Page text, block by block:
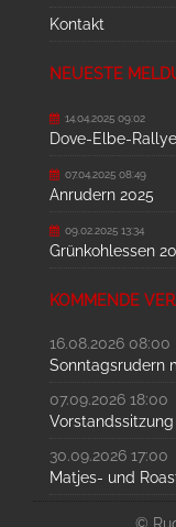
Kontakt
NEUESTE
14.04.2025 09:02
Dove-Elbe-
07.04.2025 08:49
Anrudern 2025
09.02.2025 13:34
Grünkohlessen
KOMMENDE
16.08.2026 08:00
Sonntagsrudern
07.09.2026 18:00
Vorstandssitzung
30.09.2026 17:00
Matjes- und